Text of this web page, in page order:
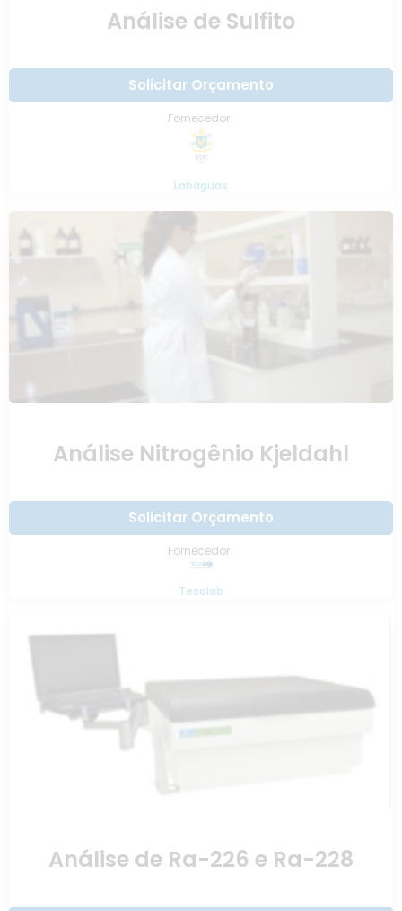
Análise de Sulfito
Solicitar Orçamento
Fornecedor:
Labáguas
Análise Nitrogênio Kjeldahl
Solicitar Orçamento
Fornecedor:
Tesalab
Análise de Ra-226 e Ra-228